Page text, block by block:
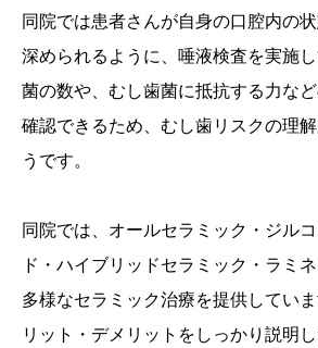
同院では患者さんが自身の口腔内の
深められるように、唾液検査を実施
菌の数や、むし歯菌に抵抗する力な
確認できるため、むし歯リスクの理
うです。
同院では、オールセラミック・ジル
ド・ハイブリッドセラミック・ラミネ
多様なセラミック治療を提供してい
リット・デメリットをしっかり説明